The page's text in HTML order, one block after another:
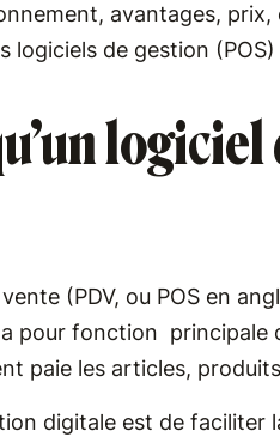
avantages,
logiciels de gestion
(PDV, ou POS en
pour fonction principale
paie les articles,
digitale est de faciliter